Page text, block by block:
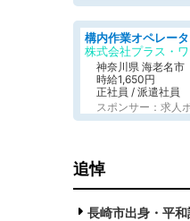
構内作業オペレー
株式会社プラス・
神奈川県 海老名市
時給1,650円
正社員 / 派遣社員
スポンサー：求人
追悼
長崎市出身・平